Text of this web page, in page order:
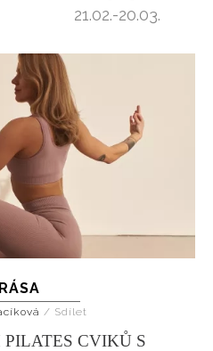
21.02.-20.03.
/ Sdílet
PILATES CVIKŮ S